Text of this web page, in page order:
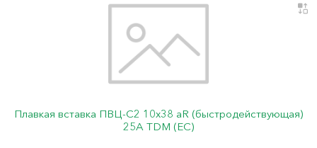
Плавкая вставка ПВЦ-С2 10х38 aR (быстродействующая)
25А TDM (ЕС)